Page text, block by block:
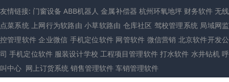
友情链接: 门窗设备 ABB机器人 金属补偿器 杭州环氧地坪 财务软件 无线
点菜系统 上网行为软路由 小草软路由 仓库社区 驾校管理系统 局域网监
控管理软件 企业微信 手机定位软件 网管软件 微信营销 北京软件开发公
司 手机定位软件 服装设计学校 工程项目管理软件 打水软件 水井钻机 呼
叫中心 网上订货系统 销售管理软件 车销管理软件